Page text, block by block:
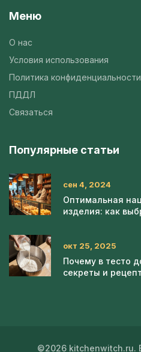
Меню
О нас
Условия использования
Политика конфиденциальности
ПДДЛ
Связаться
Популярные статьи
сен 4, 2024
Оптимальная
изделия: как
окт 25, 2025
Почему в тесто
секреты и
©2026 kitchenwitch.ru.